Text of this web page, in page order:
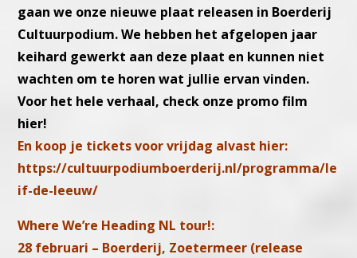
gaan we onze nieuwe plaat releasen in Boerderij
Cultuurpodium. We hebben het afgelopen jaar
keihard gewerkt aan deze plaat en kunnen niet
wachten om te horen wat jullie ervan vinden.
Voor het hele verhaal, check onze promo film
hier!
En koop je tickets voor vrijdag alvast hier:
https://cultuurpodiumboerderij.nl/programma/le
if-de-leeuw/
Where We’re Heading NL tour!:
28 februari – Boerderij, Zoetermeer (release